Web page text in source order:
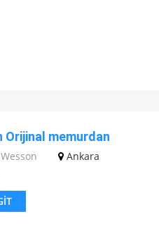
Orijinal memurdan
Ankara